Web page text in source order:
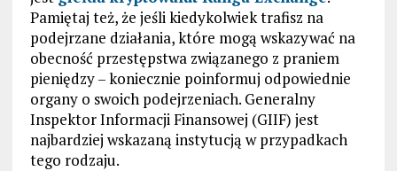
Pamiętaj też, że jeśli kiedykolwiek trafisz na
podejrzane działania, które mogą wskazywać na
obecność przestępstwa związanego z praniem
pieniędzy – koniecznie poinformuj odpowiednie
organy o swoich podejrzeniach. Generalny
Inspektor Informacji Finansowej (GIIF) jest
najbardziej wskazaną instytucją w przypadkach
tego rodzaju.